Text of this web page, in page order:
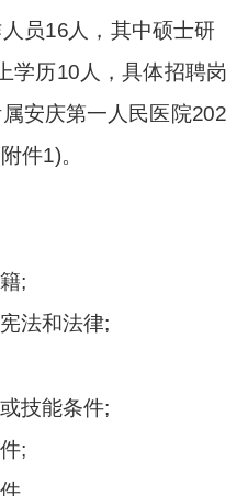
员16人，其中硕士研
学历10人，具体招聘岗
安庆第一人民医院202
件1)。
;
法和法律;
技能条件;
;
。